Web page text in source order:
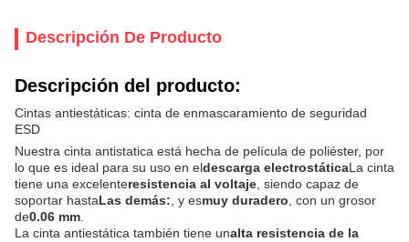
Descripción De Producto
Descripción del producto:
Cintas antiestáticas: cinta de enmascaramiento de seguridad
ESD
Nuestra cinta antistatica está hecha de película de poliéster, por
lo que es ideal para su uso en eldescarga electrostáticaLa cinta
tiene una excelenteresistencia al voltaje , siendo capaz de
soportar hastaLas demás: , y esmuy duradero , con un grosor
de0.06 mm
La cinta antiestática también tiene unalta resistencia de la